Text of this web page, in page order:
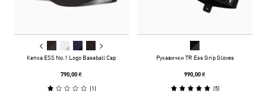
Кепка ESS No.1 Logo Baseball Cap
790,00 ₴
(1)
Рукавички TR Ess Grip Gloves
990,00 ₴
(5)